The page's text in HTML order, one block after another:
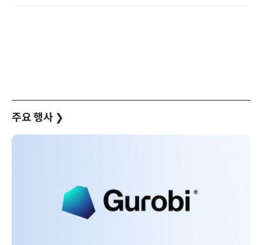
주요 행사 ❯